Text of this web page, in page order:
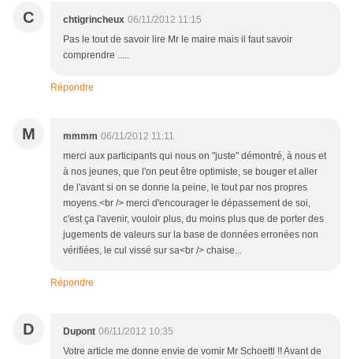
C chtigrincheux 06/11/2012 11:15
Pas le tout de savoir lire Mr le maire mais il faut savoir
comprendre .....
Répondre
M mmmm 06/11/2012 11:11
merci aux participants qui nous on "juste" démontré, à nous et
à nos jeunes, que l'on peut être optimiste, se bouger et aller
de l'avant si on se donne la peine, le tout par nos propres
moyens.<br /> merci d'encourager le dépassement de soi,
c'est ça l'avenir, vouloir plus, du moins plus que de porter des
jugements de valeurs sur la base de données erronées non
vérifiées, le cul vissé sur sa<br /> chaise...
Répondre
D Dupont 06/11/2012 10:35
Votre article me donne envie de vomir Mr Schoettl !! Avant de